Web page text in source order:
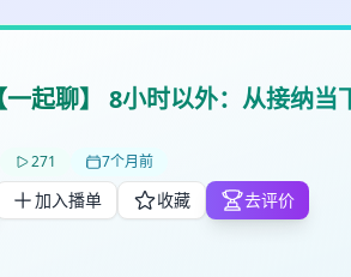
起聊】 8小时以外：从接纳当
271 7个月前
加入播单 收藏 去评价
✕✕✕